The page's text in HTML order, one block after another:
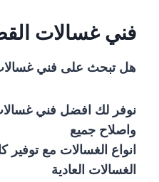
فني غسالات
هل تبحث على فني
نوفر لك افضل فني
واصلاح جميع
انواع الغسالات مع توفير
الغسالات العادية